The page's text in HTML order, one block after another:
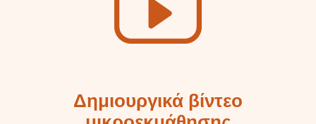
Δημιουργικά βίντεο